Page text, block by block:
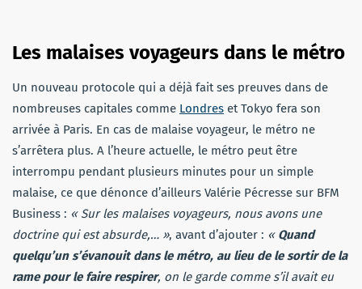
Les malaises voyageurs dans le métro
Un nouveau protocole qui a déjà fait ses preuves dans de
nombreuses capitales comme Londres et Tokyo fera son
arrivée à Paris. En cas de malaise voyageur, le métro ne
s’arrêtera plus. A l’heure actuelle, le métro peut être
interrompu pendant plusieurs minutes pour un simple
malaise, ce que dénonce d’ailleurs Valérie Pécresse sur BFM
Business : « Sur les malaises voyageurs, nous avons une
doctrine qui est absurde,… », avant d’ajouter : « Quand
quelqu’un s’évanouit dans le métro, au lieu de le sortir de la
rame pour le faire respirer, on le garde comme s’il avait eu